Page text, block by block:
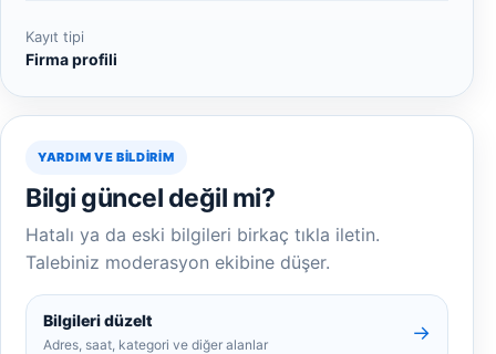
Kayıt tipi
Firma profili
YARDIM VE BILDIRIM
Bilgi güncel değil mi?
Hatalı ya da eski bilgileri birkaç tıkla iletin.
Talebiniz moderasyon ekibine düşer.
Bilgileri düzelt
Adres, saat, kategori ve diğer alanlar
→